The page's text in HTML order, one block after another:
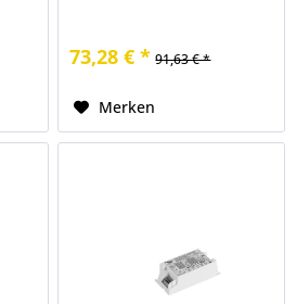
73,28 € * 91,63 € *
Merken